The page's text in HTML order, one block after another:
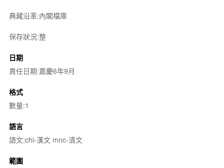
典藏沿革:內閣檔庫
保存狀況:整
日期
責任日期:嘉慶6年9月
格式
數量:1
語言
語文:chi-漢文 mnc-清文
範圍